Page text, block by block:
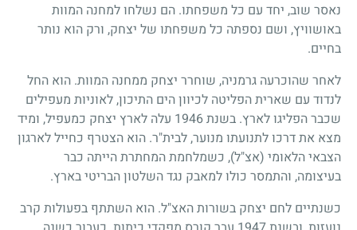
נאסר שוב, יחד עם כל משפחתו. הם נשלחו למחנה המוות
באושוויץ, ושם נספתה כל משפחתו של יצחק, ורק הוא נותר
בחיים.
לאחר שהוכרעה גרמניה, שוחרר יצחק ממחנה המוות. הוא החל
לנדוד עם שארית הפליטה לכיוון הים התיכון, לאוניות מעפילים
שכבר הפליגו לארץ. בשנת1946 עלה לארץ יצחק כמעפיל, ומיד
מצא את דרכו לתנועתו מנוער, לבית"ר. הוא הצטרף כחייל לארגון
הצבאי הלאומי (אצ"ל), כשמלחמת המחתרת הייתה כבר
בעיצומה, והתמסר כולו למאבק נגד השלטון הבריטי בארץ.
כשנתיים לחם יצחק בשורות האצ"ל. הוא השתתף בפעולות קרב